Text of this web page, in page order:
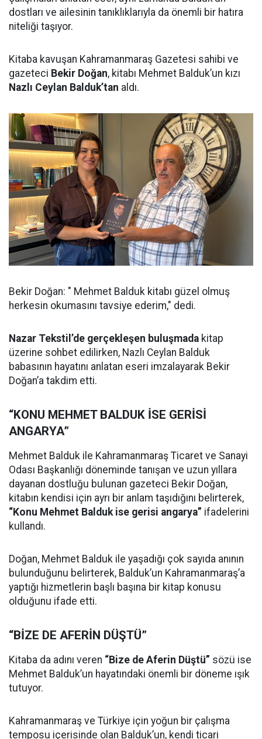
dostları ve ailesinin tanıklıklarıyla da önemli bir hatıra
niteliği taşıyor.
Kitaba kavuşan Kahramanmaraş Gazetesi sahibi ve
gazeteci Bekir Doğan, kitabı Mehmet Balduk’un kızı
Nazlı Ceylan Balduk’tan aldı.
Bekir Doğan: " Mehmet Balduk kitabı güzel olmuş
herkesin okumasını tavsiye ederim," dedi.
Nazar Tekstil’de gerçekleşen buluşmada kitap
üzerine sohbet edilirken, Nazlı Ceylan Balduk
babasının hayatını anlatan eseri imzalayarak Bekir
Doğan’a takdim etti.
“KONU MEHMET BALDUK İSE GERİSİ
ANGARYA”
Mehmet Balduk ile Kahramanmaraş Ticaret ve Sanayi
Odası Başkanlığı döneminde tanışan ve uzun yıllara
dayanan dostluğu bulunan gazeteci Bekir Doğan,
kitabın kendisi için ayrı bir anlam taşıdığını belirterek,
“Konu Mehmet Balduk ise gerisi angarya” ifadelerini
kullandı.
Doğan, Mehmet Balduk ile yaşadığı çok sayıda anının
bulunduğunu belirterek, Balduk’un Kahramanmaraş’a
yaptığı hizmetlerin başlı başına bir kitap konusu
olduğunu ifade etti.
“BİZE DE AFERİN DÜŞTÜ”
Kitaba da adını veren “Bize de Aferin Düştü” sözü ise
Mehmet Balduk’un hayatındaki önemli bir döneme ışık
tutuyor.
Kahramanmaraş ve Türkiye için yoğun bir çalışma
temposu içerisinde olan Balduk’un, kendi ticari